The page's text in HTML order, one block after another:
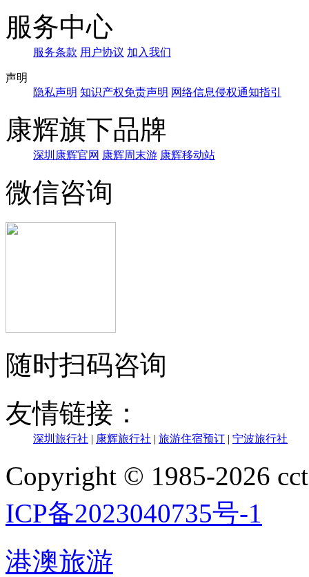
服务中心
服务条款 用户协议 加入我们
声明
隐私声明 知识产权免责声明 网络信息侵权通知指引
康辉旗下品牌
深圳康辉官网 康辉周末游 康辉移动站
微信咨询
随时扫码咨询
友情链接：
深圳旅行社 | 康辉旅行社 | 旅游住宿预订 | 宁波旅行社
Copyright © 1985-2026
ICP备2023040735号-1
港澳旅游